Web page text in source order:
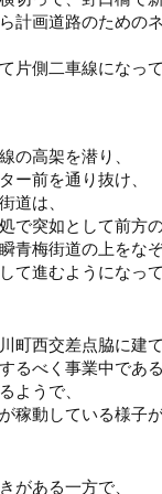
計画道路のための
片側二車線になっ
の高架を潜り、
ー前を通り抜け、
道は、
で突如として前方
青梅街道の上をなぞ
て進むようになっ
町西交差点脇に建
るべく事業中であ
ようで、
稼動している様子
がある一方で、